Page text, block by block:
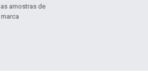
as amostras de
marca